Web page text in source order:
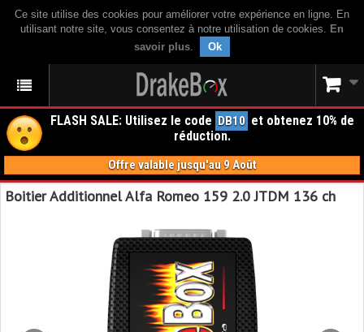
Ce site utilise des cookies pour améliorer votre expérience en ligne. En
utilisant notre site, vous consentez à notre utilisation de cookies. En
savoir plus. Ok
FLASH SALE: Utilisez le code DB10 et obtenez 10% de
réduction.
Offre valable jusqu'au 9 Août
Boitier Additionnel Alfa Romeo 159 2.0 JTDM 136 ch